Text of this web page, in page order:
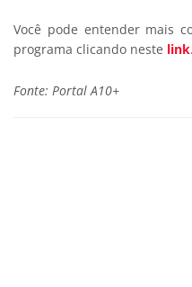
Você pode entender mais
programa clicando neste link.
Fonte: Portal A10+